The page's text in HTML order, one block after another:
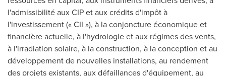
l'admissibilité aux CIP et aux crédits d'impôt à
l'investissement (« CII »), à la conjoncture économique et
financière actuelle, à l'hydrologie et aux régimes des vents,
à l'irradiation solaire, à la construction, à la conception et au
développement de nouvelles installations, au rendement
des projets existants, aux défaillances d'équipement, au